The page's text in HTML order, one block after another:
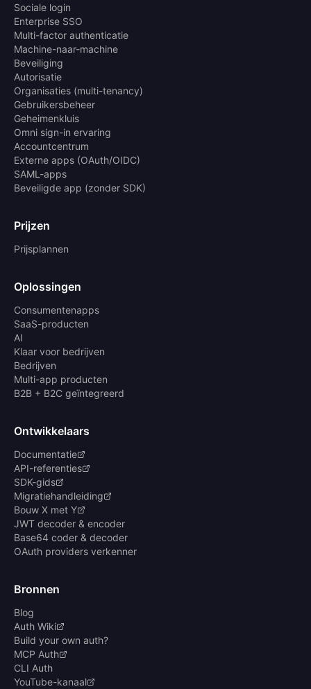
Sociale login
Enterprise SSO
Multi-factor authenticatie
Machine-naar-machine
Beveiliging
Autorisatie
Organisaties (multi-tenancy)
Gebruikersbeheer
Geheimenkluis
Omni sign-in ervaring
Accountcentrum
Externe apps (OAuth/OIDC)
SAML-apps
Beveiligde app (zonder SDK)
Prijzen
Prijsplannen
Oplossingen
Consumentenapps
SaaS-producten
AI
Klaar voor bedrijven
Bedrijven
Multi-app producten
B2B + B2C geïntegreerd
Ontwikkelaars
Documentatie
API-referenties
SDK-gids
Migratiehandleiding
Bouw X met Y
JWT decoder & encoder
Base64 coder & decoder
OAuth providers verkenner
Bronnen
Blog
Auth Wiki
Build your own auth?
MCP Auth
CLI Auth
YouTube-kanaal